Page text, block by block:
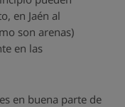
en Jaén al
son arenas)
en las
en buena parte de